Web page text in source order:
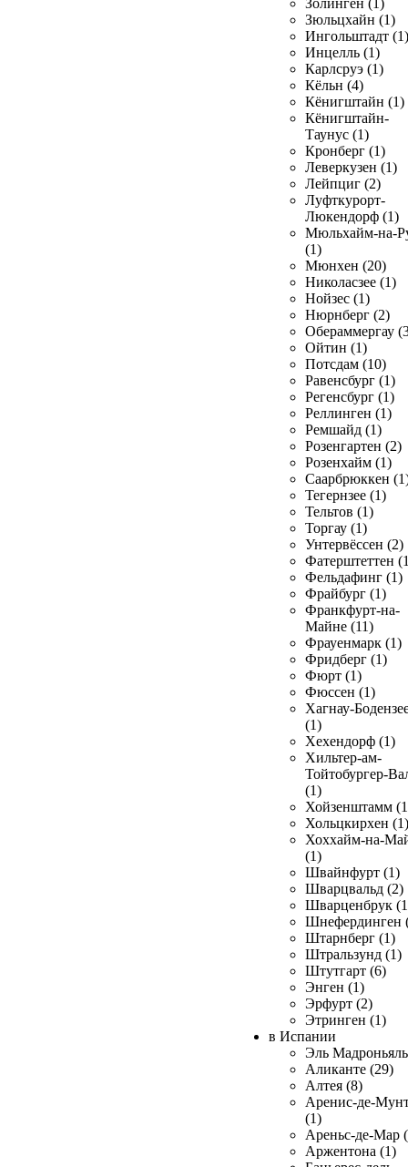
Золинген (1)
Зюльцхайн (1)
Ингольштадт (1)
Инцелль (1)
Карлсруэ (1)
Кёльн (4)
Кёнигштайн (1)
Кёнигштайн-
Таунус (1)
Кронберг (1)
Леверкузен (1)
Лейпциг (2)
Луфткурорт-
Люкендорф (1)
Мюльхайм-на-
(1)
Мюнхен (20)
Николасзее (1)
Нойзес (1)
Нюрнберг (2)
Обераммергау
Ойтин (1)
Потсдам (10)
Равенсбург (1)
Регенсбург (1)
Реллинген (1)
Ремшайд (1)
Розенгартен (2)
Розенхайм (1)
Саарбрюккен
Тегернзее (1)
Тельтов (1)
Торгау (1)
Унтервёссен (2)
Фатерштеттен
Фельдафинг (1)
Фрайбург (1)
Франкфурт-на-
Майне (11)
Фрауенмарк (1)
Фридберг (1)
Фюрт (1)
Фюссен (1)
Хагнау-
(1)
Хехендорф (1)
Хильтер-ам-
Тойтобургер-
(1)
Хойзенштамм
Хольцкирхен (1)
Хоххайм-на-
(1)
Швайнфурт (1)
Шварцвальд (2)
Шварценбрук
Шнефердинген
Штарнберг (1)
Штральзунд (1)
Штутгарт (6)
Энген (1)
Эрфурт (2)
Этринген (1)
в Испании
Эль
Аликанте (29)
Алтея (8)
Аренис-де-
(1)
Ареньс-де-Мар
Аржентона (1)